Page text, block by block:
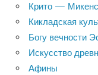
Крито —
Кикладская
Богу вечности
Искусство
Афины